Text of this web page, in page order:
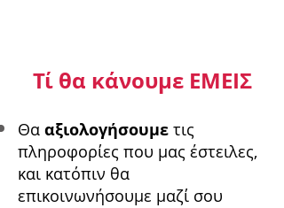
Τί θα κάνουμε ΕΜΕΙΣ
Θα αξιολογήσουμε τις
πληροφορίες που μας έστειλες,
και κατόπιν θα
επικοινωνήσουμε μαζί σου